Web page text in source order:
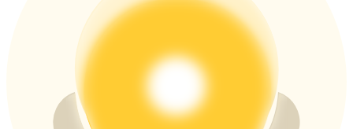
USDT 新手理財 10% APR
USDT活期理財、無鎖定期